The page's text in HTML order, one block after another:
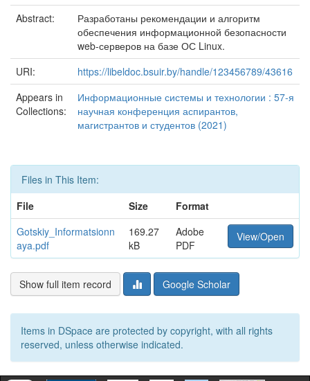
Abstract:
Разработаны рекомендации и алгоритм
обеспечения информационной безопасности
web-серверов на базе ОС Linux.
URI:
https://libeldoc.bsuir.by/handle/123456789/43616
Appears in
Collections:
Информационные системы и технологии : 57-я
научная конференция аспирантов,
магистрантов и студентов (2021)
Files in This Item:
File
Size
Format
Gotskiy_Informatsionn
aya.pdf
169.27
kB
Adobe
PDF
View/Open
Show full item record Google Scholar
Items in DSpace are protected by copyright, with all rights
reserved, unless otherwise indicated.